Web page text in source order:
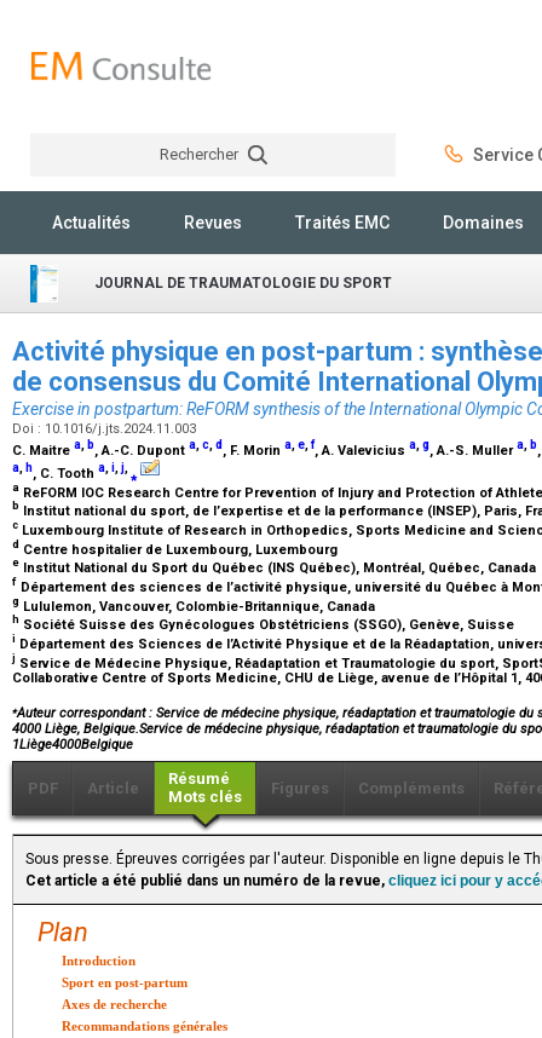
Rechercher Service
Actualités Revues Traités EMC Domaines
JOURNAL DE TRAUMATOLOGIE DU SPORT
Activité physique en post-partum :
de consensus du Comité International
Exercise in postpartum: ReFORM synthesis of the International Olympic
Doi : 10.1016/j.jts.2024.11.003
C. Maitre a b, A.-C. Dupont a c d , F. Morin a e f, A. Valevicius a g, A.-S. Mullera b
a h, C. Tooth a i j ⁎
a ReFORM IOC Research Centre for Prevention of Injury and Protection of
b Institut national du sport, de l’expertise et de la performance (INSEP), Paris,
c Luxembourg Institute of Research in Orthopedics, Sports Medicine and
d Centre hospitalier de Luxembourg, Luxembourg
e Institut National du Sport du Québec (INS Québec), Montréal, Québec, Canada
f Département des sciences de l’activité physique, université du Québec à
g Lululemon, Vancouver, Colombie-Britannique, Canada
h Société Suisse des Gynécologues Obstétriciens (SSGO), Genève, Suisse
i Département des Sciences de l’Activité Physique et de la Réadaptation,
j Service de Médecine Physique, Réadaptation et Traumatologie du sport,
Collaborative Centre of Sports Medicine, CHU de Liège, avenue de l’Hôpital 1,
⁎Auteur correspondant : Service de médecine physique, réadaptation et traumatologie du
4000 Liège, Belgique.Service de médecine physique, réadaptation et traumatologie du
1Liège4000Belgique
PDF Article
Résumé
Mots clés
Figures Compléments
Sous presse. Épreuves corrigées par l'auteur. Disponible en ligne depuis le
Cet article a été publié dans un numéro de la revue, cliquez ici pour y
Plan
Introduction
Sport en post-partum
Axes de recherche
Recommandations générales